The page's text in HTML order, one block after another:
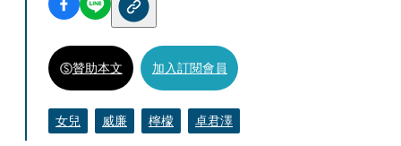
贊助本文 加入訂閱會員
女兒 威廉 檸檬 卓君澤